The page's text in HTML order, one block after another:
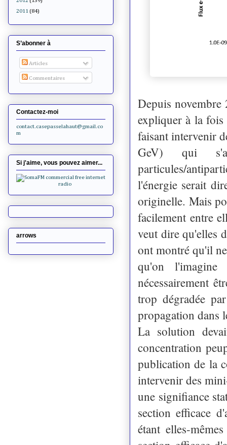
Depuis novembre
expliquer à la
faisant intervenir
GeV) qui
particules/
l'énergie serait
originelle. Mais
facilement entre
veut dire qu'elles
ont montré qu'il
qu'on
nécessairement
trop dégradée
propagation dans
La solution
concentration
publication de la
intervenir des
une signifiance
section efficace
étant elles-
2011 (84)
S’abonner à
Articles
Commentaires
Contactez-moi
contact.casepasselahaut@gmail.co
m
Si j'aime, vous pouvez aimer...
arrows